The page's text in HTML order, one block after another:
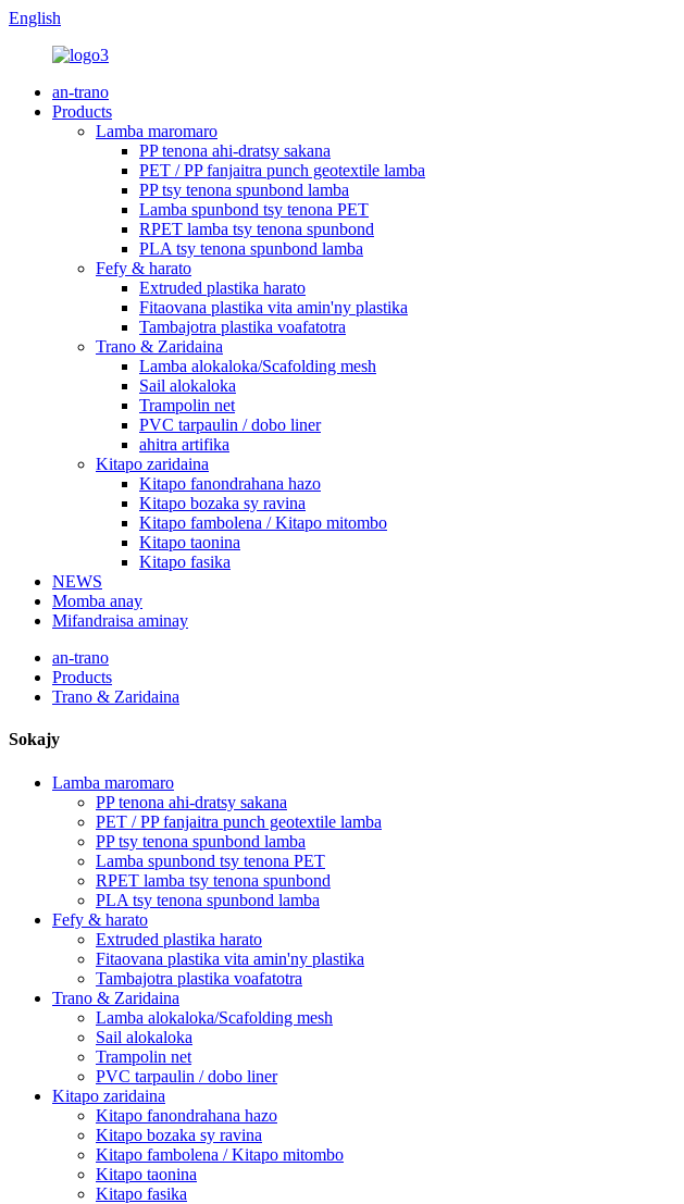
English
an-trano
Products
Lamba maromaro
PP tenona ahi-dratsy sakana
PET / PP fanjaitra punch geotextile lamba
PP tsy tenona spunbond lamba
Lamba spunbond tsy tenona PET
RPET lamba tsy tenona spunbond
PLA tsy tenona spunbond lamba
Fefy & harato
Extruded plastika harato
Fitaovana plastika vita amin'ny plastika
Tambajotra plastika voafatotra
Trano & Zaridaina
Lamba alokaloka/Scafolding mesh
Sail alokaloka
Trampolin net
PVC tarpaulin / dobo liner
ahitra artifika
Kitapo zaridaina
Kitapo fanondrahana hazo
Kitapo bozaka sy ravina
Kitapo fambolena / Kitapo mitombo
Kitapo taonina
Kitapo fasika
NEWS
Momba anay
Mifandraisa aminay
an-trano
Products
Trano & Zaridaina
Sokajy
Lamba maromaro
PP tenona ahi-dratsy sakana
PET / PP fanjaitra punch geotextile lamba
PP tsy tenona spunbond lamba
Lamba spunbond tsy tenona PET
RPET lamba tsy tenona spunbond
PLA tsy tenona spunbond lamba
Fefy & harato
Extruded plastika harato
Fitaovana plastika vita amin'ny plastika
Tambajotra plastika voafatotra
Trano & Zaridaina
Lamba alokaloka/Scafolding mesh
Sail alokaloka
Trampolin net
PVC tarpaulin / dobo liner
Kitapo zaridaina
Kitapo fanondrahana hazo
Kitapo bozaka sy ravina
Kitapo fambolena / Kitapo mitombo
Kitapo taonina
Kitapo fasika